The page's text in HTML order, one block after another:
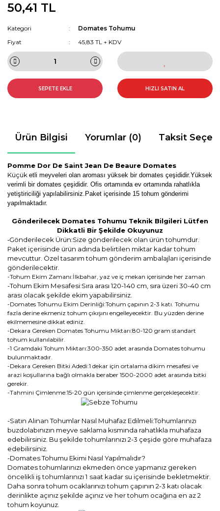
50,41 TL
Kategori
Domates Tohumu
Fiyat
45,83 TL + KDV
SEPETE EKLE HIZLI SATIN AL
Ürün Bilgisi Yorumlar (0) Taksit
Pomme Dor De Saint Jean De Beaure Domates
Küçük etli meyveleri olan aroması yüksek bir domates çeşididir.Yüksek
verimli bir domates çeşididir. Ofis ortamında ev ortamında rahatlıkla
yetiştiriciliği yapılabilirsiniz.Paket içerisinde 15 tohum gönderimi
yapılmaktadır.
Gönderilecek Domates Tohumu Teknik Bilgileri Lütfen
Dikkatli Bir Şekilde Okuyunuz
-Gönderilecek Ürün:Size gönderilecek olan ürün tohumdur.
Paket içerisinde ürün adında belirtilen miktar kadar tohum
mevcuttur. Özel tasarım tohum gönderim ambalajları içerisinde
gönderilecektir.
-Tohum Ekim Zamanı:İlkbahar, yaz ve iç mekan içerisinde her zaman
-Tohum Ekim Mesafesi:Sıra arası 120-140 cm, sıra üzeri 30-40 cm
arası olacak şekilde ekim yapabilirsiniz.
-Domates Tohumu Ekim Derinliği:Tohum çapının 2-3 katı. Tohumu
fazla derine ekmeniz tohum çıkışını engelleyecektir. Bu yüzden derine
ekilmemesine dikkat ediniz.
-Dekara Gereken Domates Tohumu Miktarı:80-120 gram standart
tohum kullanılabilir.
-1 Gramdaki Tohum Miktarı:300-350 adet arasında Domates tohumu
bulunmaktadır.
-Dekara Gereken Bitki Adedi:1 dekar için ortalama dikim mesafesi ve
arazi koşullarına bağlı olmakla beraber 1500-2000 adet arasında bitki
gerekir.
-Tahmini Çimlenme:15-20 gün içerisinde çimlenme gerçekleşecektir.
-Satın Alınan Tohumlar Nasıl Muhafaz Edilmeli:Tohumlarınızı
buzdolabınızın meyve saklama kısmında rahatlıkla muhafaza
edebilirsiniz. Bu şekilde tohumlarınızı 2-3 çeşide göre muhafaza
edebilirsiniz.
-Domates Tohumu Ekimi Nasıl Yapılmalıdır?
Domates tohumlarınızı ekmeden önce yapmanız gereken
öncelikli iş tohumlarınızı 1 saat kadar su içerisinde bekletmektir.
Daha sonra tohum ocaklarınızı tohum çapının 2-3 katı olacak
derinlikte açınız şekilde açınız ve her tohum ocağına en az 2
tohum koyunuz.